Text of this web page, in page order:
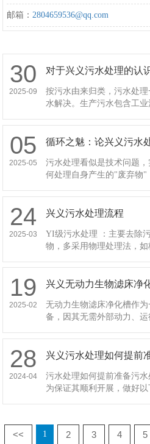
邮箱： 2804659536@qq.com
30
2025-09
对于兴义污水处理的认
按污水由来归类，污水处
水解决。生产污水包含工
无机物和物的繁杂混合物。
05
2025-05
循环之魅：论兴义污水
污水处理看似是技术问题
何处理自身产生的"废弃物"
24
2025-03
兴义污水处理流程
YI级污水处理 ：主要去除
物，多采用物理处理法，
二级污水处
19
2025-02
兴义无动力生物滤床净
无动力生物滤床净化槽作
备，因其无需外部动力、
物滤床净化槽可以作为基础
28
2024-04
兴义污水处理如何提前
污水处理如何提前准备污
为保证其顺利开展，做好
<< 1 2 3 4 5